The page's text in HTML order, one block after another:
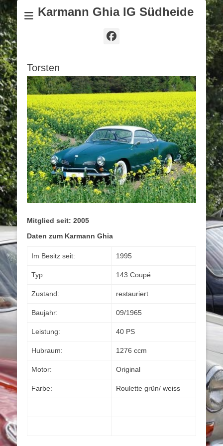
Karmann Ghia IG Südheide
Facebook
Torsten
Mitglied seit: 2005
Daten zum Karmann Ghia
Im Besitz seit: 1995
Typ: 143 Coupé
Zustand: restauriert
Baujahr: 09/1965
Leistung: 40 PS
Hubraum: 1276 ccm
Motor: Original
Farbe: Roulette grün/ weiss